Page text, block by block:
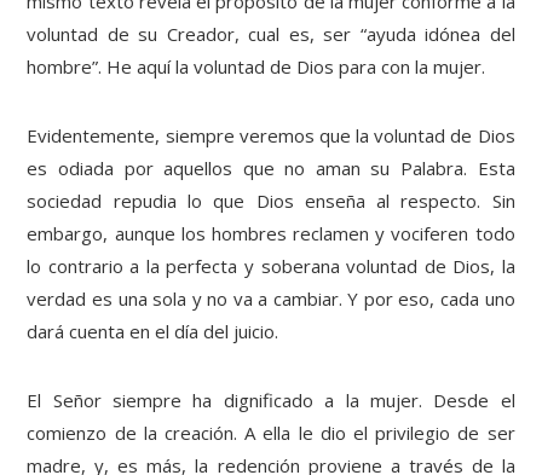
voluntad de su Creador, cual es, ser “ayuda idónea del
hombre”. He aquí la voluntad de Dios para con la mujer.
Evidentemente, siempre veremos que la voluntad de Dios
es odiada por aquellos que no aman su Palabra. Esta
sociedad repudia lo que Dios enseña al respecto. Sin
embargo, aunque los hombres reclamen y vociferen todo
lo contrario a la perfecta y soberana voluntad de Dios, la
verdad es una sola y no va a cambiar. Y por eso, cada uno
dará cuenta en el día del juicio.
El Señor siempre ha dignificado a la mujer. Desde el
comienzo de la creación. A ella le dio el privilegio de ser
madre, y, es más, la redención proviene a través de la